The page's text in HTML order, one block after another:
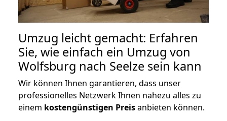
Umzug leicht gemacht: Erfahren
Sie, wie einfach ein Umzug von
Wolfsburg nach Seelze sein kann
Wir können Ihnen garantieren, dass unser
professionelles Netzwerk Ihnen nahezu alles zu
einem kostengünstigen Preisanbieten können.